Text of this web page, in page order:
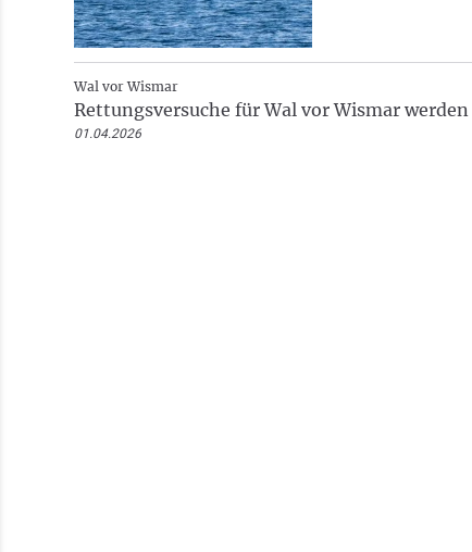
Wal vor Wismar
Rettungsversuche für Wal vor Wismar
01.04.2026